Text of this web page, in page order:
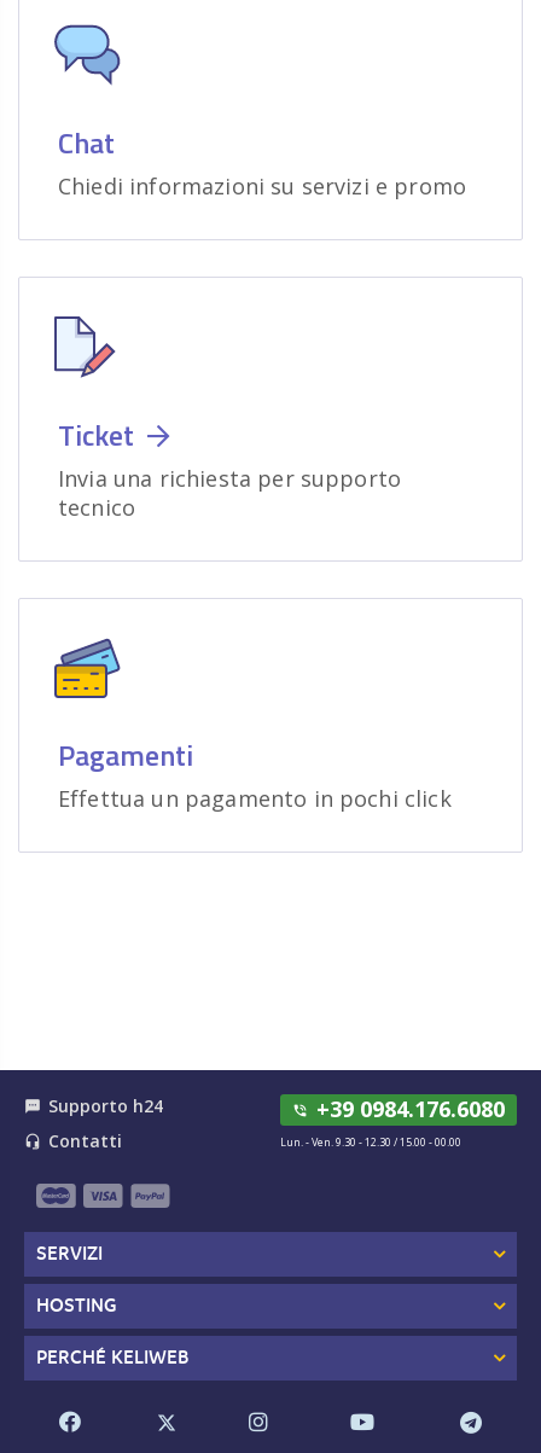
Chat
Chiedi informazioni su servizi e promo
Ticket
Invia una richiesta per supporto
tecnico
Pagamenti
Effettua un pagamento in pochi click
textsms Supporto h24
headset_mic Contatti
phone_in_talk +39 0984.176.6080
Lun. - Ven. 9.30 - 12.30 / 15.00 - 00.00
SERVIZI
HOSTING
PERCHÉ KELIWEB